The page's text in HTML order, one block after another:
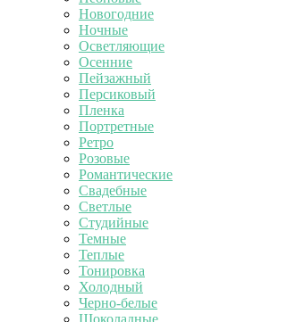
Новогодние
Ночные
Осветляющие
Осенние
Пейзажный
Персиковый
Пленка
Портретные
Ретро
Розовые
Романтические
Свадебные
Светлые
Студийные
Темные
Теплые
Тонировка
Холодный
Черно-белые
Шоколадные